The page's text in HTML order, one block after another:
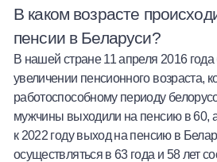
В каком возрасте
пенсии в Беларуси?
В нашей стране 11 апреля 2016
увеличении пенсионного возраста,
работоспособному периоду
мужчины выходили на пенсию в 60,
к 2022 годувыход на пенсию в
осуществляться в 63 года и 58 лет